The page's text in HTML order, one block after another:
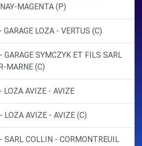
MAGENTA (P)
LOZA - VERTUS (C)
SYMCZYK ET FILS SARL
MARNE (C)
AVIZE - AVIZE
AVIZE - AVIZE (C)
COLLIN - CORMONTREUIL